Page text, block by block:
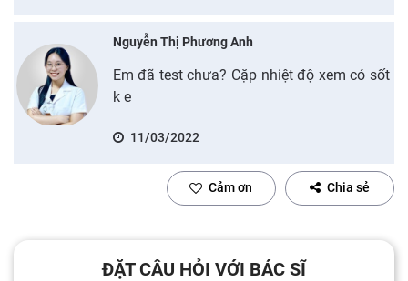
Nguyễn Thị Phương Anh
Em đã test chưa? Cặp nhiệt độ xem có sốt
k e
11/03/2022
Cảm ơn Chia sẻ
ĐẶT CÂU HỎI VỚI BÁC SĨ